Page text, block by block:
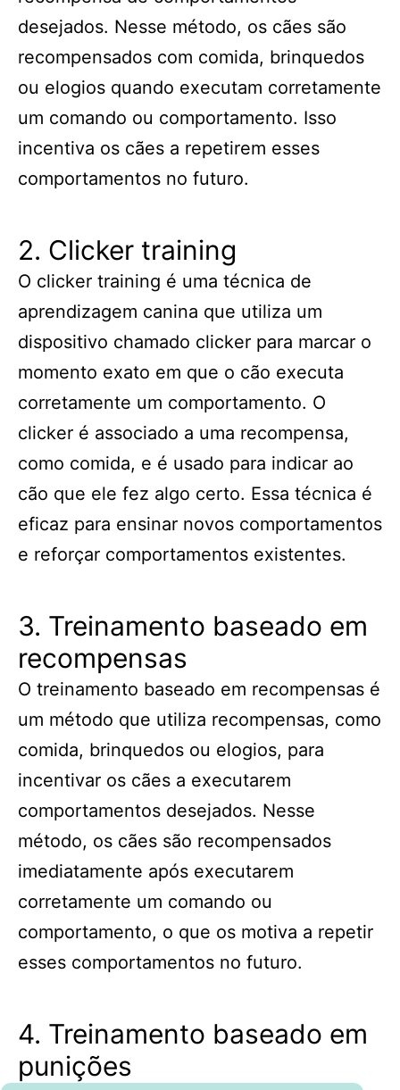
desejados. Nesse método, os cães são
recompensados com comida, brinquedos
ou elogios quando executam corretamente
um comando ou comportamento. Isso
incentiva os cães a repetirem esses
comportamentos no futuro.
2. Clicker training
O clicker training é uma técnica de
aprendizagem canina que utiliza um
dispositivo chamado clicker para marcar o
momento exato em que o cão executa
corretamente um comportamento. O
clicker é associado a uma recompensa,
como comida, e é usado para indicar ao
cão que ele fez algo certo. Essa técnica é
eficaz para ensinar novos comportamentos
e reforçar comportamentos existentes.
3. Treinamento baseado em
recompensas
O treinamento baseado em recompensas é
um método que utiliza recompensas, como
comida, brinquedos ou elogios, para
incentivar os cães a executarem
comportamentos desejados. Nesse
método, os cães são recompensados
imediatamente após executarem
corretamente um comando ou
comportamento, o que os motiva a repetir
esses comportamentos no futuro.
4. Treinamento baseado em
punições